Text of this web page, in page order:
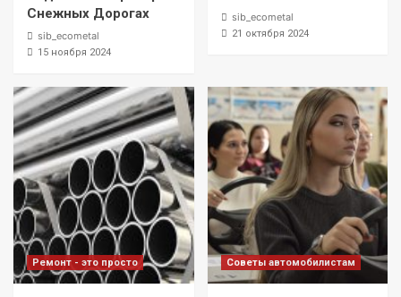
Снежных Дорогах
sib_ecometal
15 ноября 2024
sib_ecometal
21 октября 2024
Ремонт - это просто Советы автомобилистам